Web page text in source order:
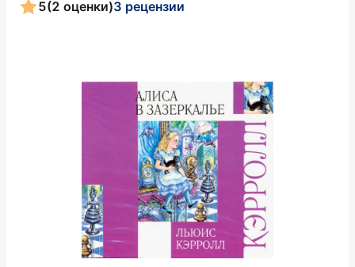
5(2 оценки)3 рецензии